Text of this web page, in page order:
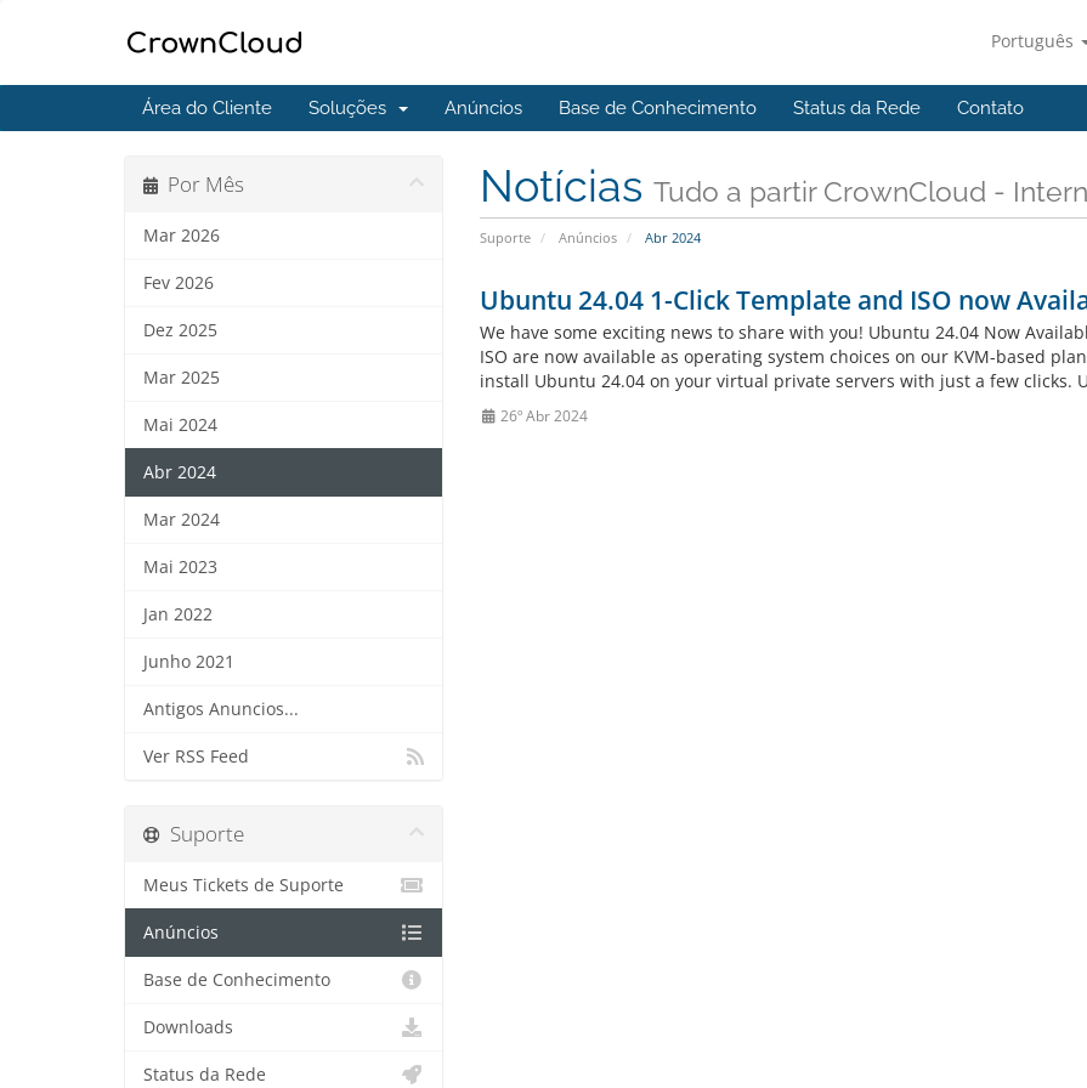
Português
Área do Cliente Soluções Anúncios Base de Conhecimento Status da Rede Contato
Notícias Tudo a partir CrownCloud -
Suporte Anúncios Abr 2024
Por Mês
Mar 2026
Fev 2026
Dez 2025
Mar 2025
Mai 2024
Abr 2024
Mar 2024
Mai 2023
Jan 2022
Junho 2021
Antigos Anuncios...
Ver RSS Feed
Ubuntu 24.04 1-Click Template and ISO now
We have some exciting news to share with you! Ubuntu 24.04 Now
ISO are now available as operating system choices on our KVM-based
install Ubuntu 24.04 on your virtual private servers with just a few clicks.
26º Abr 2024
Suporte
Meus Tickets de Suporte
Anúncios
Base de Conhecimento
Downloads
Status da Rede